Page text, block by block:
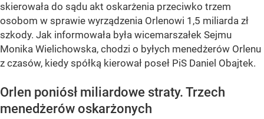
skierowała do sądu akt oskarżenia przeciwko trzem
osobom w sprawie wyrządzenia Orlenowi 1,5 miliarda zł
szkody. Jak informowała była wicemarszałek Sejmu
Monika Wielichowska, chodzi o byłych menedżerów Orlenu
z czasów, kiedy spółką kierował poseł PiS Daniel Obajtek.
Orlen poniósł miliardowe straty. Trzech
menedżerów oskarżonych